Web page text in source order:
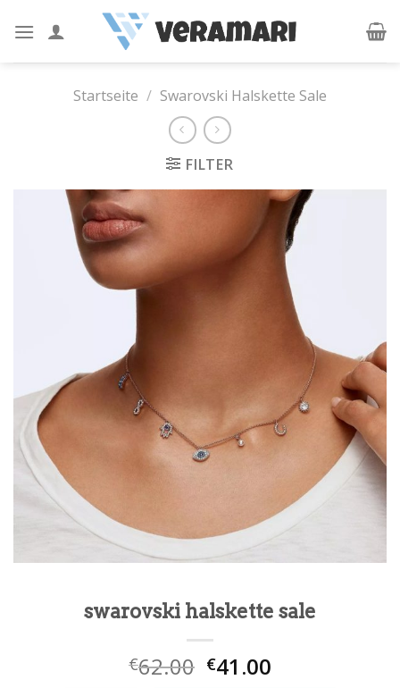
Startseite / Swarovski Halskette Sale
FILTER
swarovski halskette sale
€62.00 €41.00